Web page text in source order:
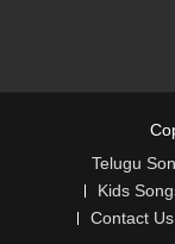
Telugu
Kids
Contact Us